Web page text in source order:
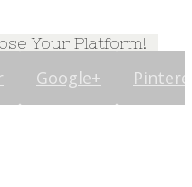
Your Platform!
Google+